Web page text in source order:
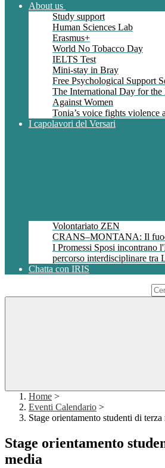
About us
Study support
Human Sciences Lab
Erasmus+
World No Tobacco Day
IELTS Test
Mini-stay in Bray
Free Psychological Support
The International Day for
Against Women
Tonia’s voice fights violence
I capolavori del Versari
Volontariato ZEN
CRANS–MONTANA: Il
I Promessi Sposi incontrano
percorso interdisciplinare tra
Chatta con IRIS
Home >
Eventi Calendario >
Stage orientamento studenti di terza
Stage orientamento
media